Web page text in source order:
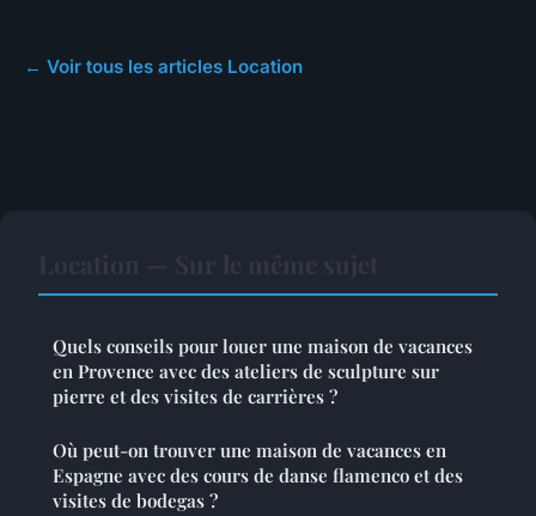
← Voir tous les articles Location
Quels conseils pour louer une maison de vacances
en Provence avec des ateliers de sculpture sur
pierre et des visites de carrières ?
Où peut-on trouver une maison de vacances en
Espagne avec des cours de danse flamenco et des
visites de bodegas ?